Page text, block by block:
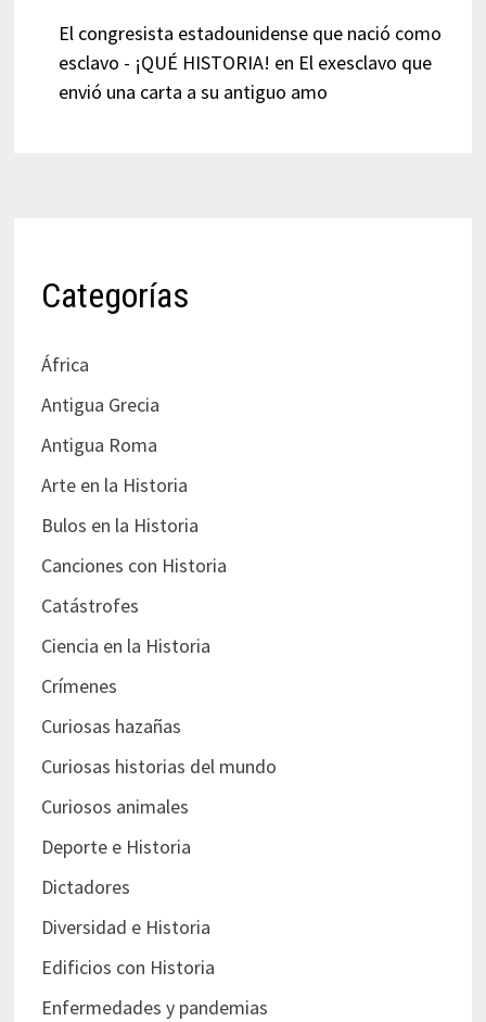
El congresista estadounidense que nació como
esclavo - ¡QUÉ HISTORIA! en El exesclavo que
envió una carta a su antiguo amo
Categorías
África
Antigua Grecia
Antigua Roma
Arte en la Historia
Bulos en la Historia
Canciones con Historia
Catástrofes
Ciencia en la Historia
Crímenes
Curiosas hazañas
Curiosas historias del mundo
Curiosos animales
Deporte e Historia
Dictadores
Diversidad e Historia
Edificios con Historia
Enfermedades y pandemias